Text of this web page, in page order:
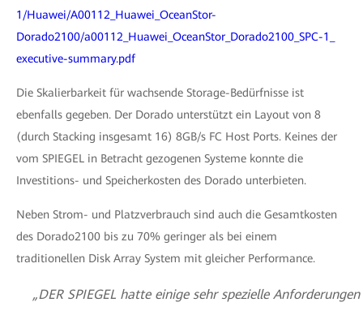
1/Huawei/A00112_Huawei_OceanStor-
Dorado2100/a00112_Huawei_OceanStor_Dorado2100_SPC-1_
executive-summary.pdf
Die Skalierbarkeit für wachsende Storage-Bedürfnisse ist
ebenfalls gegeben. Der Dorado unterstützt ein Layout von 8
(durch Stacking insgesamt 16) 8GB/s FC Host Ports. Keines der
vom SPIEGEL in Betracht gezogenen Systeme konnte die
Investitions- und Speicherkosten des Dorado unterbieten.
Neben Strom- und Platzverbrauch sind auch die Gesamtkosten
des Dorado2100 bis zu 70% geringer als bei einem
traditionellen Disk Array System mit gleicher Performance.
„DER SPIEGEL hatte einige sehr spezielle Anforderungen